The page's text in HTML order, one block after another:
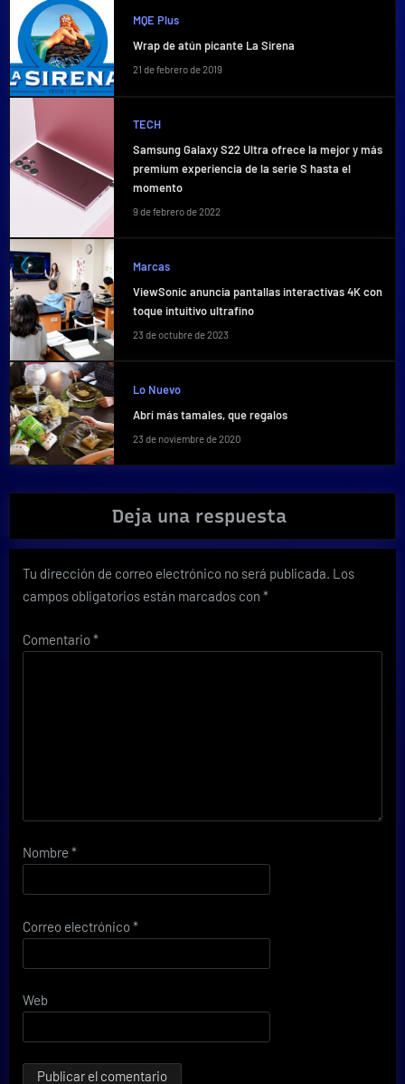
MQE Plus
Wrap de atún picante La Sirena
21 de febrero de 2019
TECH
Samsung Galaxy S22 Ultra ofrece la mejor y más
premium experiencia de la serie S hasta el
momento
9 de febrero de 2022
Marcas
ViewSonic anuncia pantallas interactivas 4K con
toque intuitivo ultrafino
23 de octubre de 2023
Lo Nuevo
Abrí más tamales, que regalos
23 de noviembre de 2020
Deja una respuesta
Tu dirección de correo electrónico no será publicada. Los
campos obligatorios están marcados con *
Comentario*
Nombre *
Correo electrónico*
Web